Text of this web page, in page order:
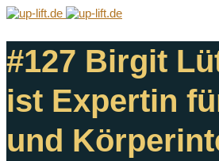
#127 Birgit
ist Expertin
und